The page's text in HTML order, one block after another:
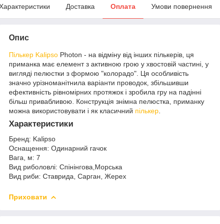
Доставка Оплата Умови повернення
Опис
Пількер Kalipso Photon - на відміну від інших пількерів, ця
приманка має елемент з активною грою у хвостовій частині, у
вигляді пелюстки з формою "колорадо". Ця особливість
значно урізноманітнила варіанти проводок, збільшивши
ефективність рівномірних протяжок і зробила гру на падінні
більш привабливою. Конструкція знімна пелюстка, приманку
можна використовувати і як класичний пількер
Характеристики
Бренд: Kalipso
Оснащення: Одинарний гачок
Вага, м: 7
Вид риболовлі: Спінінгова,Морська
Вид риби: Ставрида, Сарган, Жерех
Приховати